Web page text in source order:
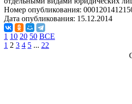
Номер опубликования:
Дата опубликования: 15.12.2014
1 10 20 50 ВСЕ
1 2 3 4 5 ... 22